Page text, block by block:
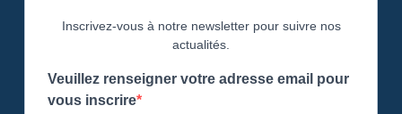
Inscrivez-vous à notre newsletter pour suivre nos
actualités.
Veuillez renseigner votre adresse email pour
vous inscrire